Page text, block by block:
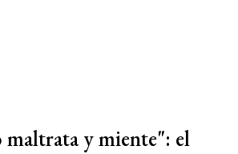
y miente": el